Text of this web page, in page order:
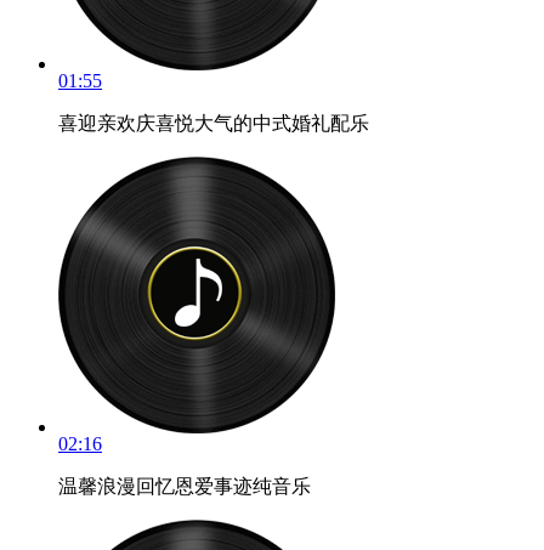
01:55
喜迎亲欢庆喜悦大气的中式婚礼配乐
02:16
温馨浪漫回忆恩爱事迹纯音乐